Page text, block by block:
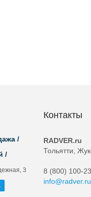
/
/
3
Контакты
RADVER.ru
Тольятти,
8 (800) 100-
info@radver.ru